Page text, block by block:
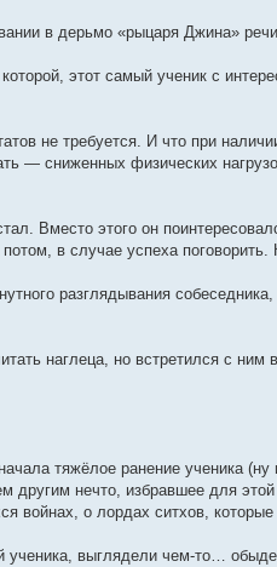
в дерьмо «рыцаря Джина»
этот самый ученик с
не требуется. И что при
— сниженных физических
Вместо этого он
в случае успеха
разглядывания
наглеца, но встретился с ним
тяжёлое ранение ученика
нечто, избравшее для этой
о лордах ситхов,
выглядели чем-то…